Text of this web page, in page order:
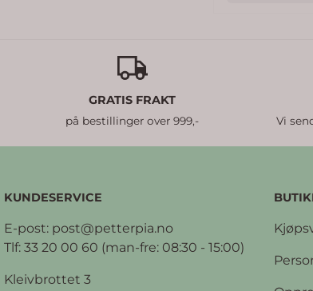
GRATIS FRAKT
på bestillinger over 999,- Vi
KUNDESERVICE
E-post: post@petterpia.no
Tlf: 33 20 00 60 (man-fre: 08:30 - 15:00)
Kleivbrottet 3